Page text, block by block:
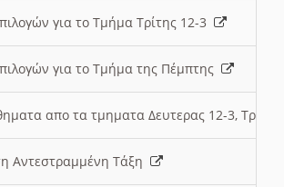
για το Τμήμα Τρίτης 12-3
για το Τμήμα της Πέμπτης
απο τα τμηματα Δευτερας 12-3,
Αντεστραμμένη Τάξη